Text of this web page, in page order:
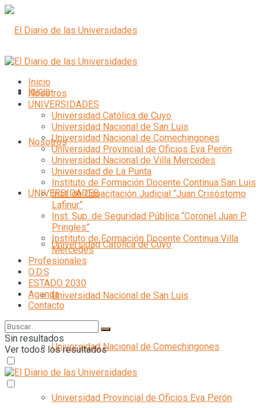
Inicio
Nosotros
UNIVERSIDADES
Universidad Católica de Cuyo
Universidad Nacional de San Luis
Universidad Nacional de Comechingones
Universidad Provincial de Oficios Eva Perón
Inicio
Nosotros
UNIVERSIDADES
Universidad Católica de Cuyo
Universidad Nacional de San Luis
Universidad Nacional de Comechingones
Universidad Provincial de Oficios Eva Perón
Universidad Nacional de Villa Mercedes
Universidad de La Punta
Instituto de Formación Docente Continua San Luis
Inst. de Capacitación Judicial “Juan Crisóstomo
Lafinur”
Inst. Sup. de Seguridad Pública “Coronel Juan P.
Pringles”
Instituto de Formación Docente Continua Villa
Mercedes
Profesionales
O.D.S
ESTADO 2030
Agenda
Contacto
Sin resultados
Ver todos los resultados